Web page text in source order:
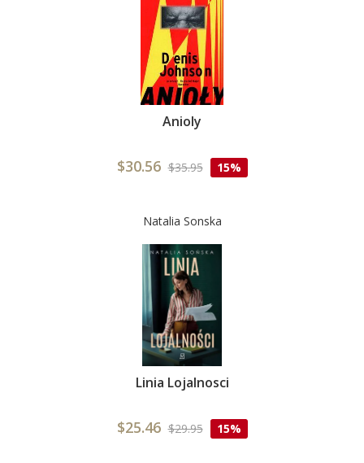
Anioly
$30.56 $35.95 15%
Natalia Sonska
Linia Lojalnosci
$25.46 $29.95 15%